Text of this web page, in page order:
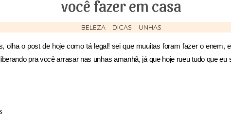
você fazer em casa
BELEZA DICAS UNHAS
olha o post de hoje como tá legal! sei que muuitas foram fazer o enem,
pra você arrasar nas unhas amanhã, já que hoje rueu tudo que eu